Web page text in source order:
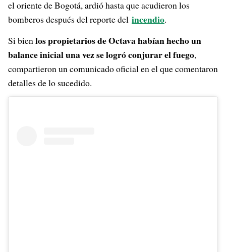
el oriente de Bogotá, ardió hasta que acudieron los
bomberos después del reporte del incendio.
Si bienlos propietarios de Octava habían hecho un
balance inicial una vez se logró conjurar el fuego,
compartieron un comunicado oficial en el que comentaron
detalles de lo sucedido.